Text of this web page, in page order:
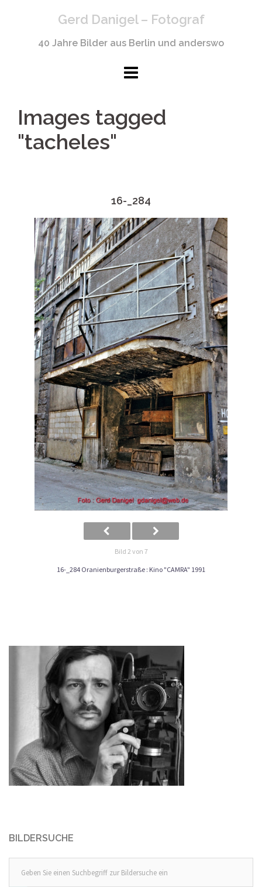
Gerd Danigel – Fotograf
40 Jahre Bilder aus Berlin und anderswo
Images tagged
"tacheles"
16-_284
Bild 2 von 7
16-_284 Oranienburgerstraße : Kino "CAMRA" 1991
BILDERSUCHE